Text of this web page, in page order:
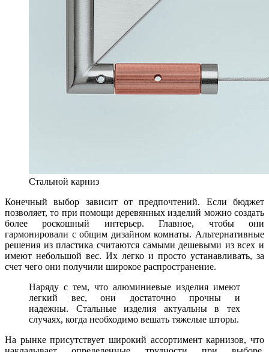
Стальной карниз
Конечный выбор зависит от предпочтений. Если бюджет
позволяет, то при помощи деревянных изделий можно создать
более роскошный интерьер. Главное, чтобы они
гармонировали с общим дизайном комнаты. Альтернативные
решения из пластика считаются самыми дешевыми из всех и
имеют небольшой вес. Их легко и просто устанавливать, за
счет чего они получили широкое распространение.
Наряду с тем, что алюминиевые изделия имеют
легкий вес, они достаточно прочны и
надежны. Стальные изделия актуальны в тех
случаях, когда необходимо вешать тяжелые шторы.
На рынке присутствует широкий ассортимент карнизов, что